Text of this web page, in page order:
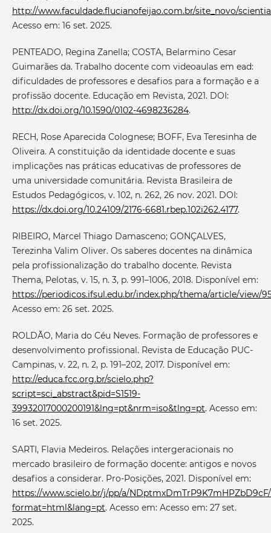
http://www.faculdade.flucianofeijao.com.br/site_novo/
Acesso em: 16 set. 2025.
PENTEADO, Regina Zanella; COSTA, Belarmino Cesar
Guimarães da. Trabalho docente com videoaulas em ead:
dificuldades de professores e desafios para a formação e a
profissão docente. Educação em Revista, 2021. DOI:
http://dx.doi.org/10.1590/0102-4698236284.
RECH, Rose Aparecida Colognese; BOFF, Eva Teresinha de
Oliveira. A constituição da identidade docente e suas
implicações nas práticas educativas de professores de
uma universidade comunitária. Revista Brasileira de
Estudos Pedagógicos, v. 102, n. 262, 26 nov. 2021. DOI:
https://dx.doi.org/10.24109/2176-6681.rbep.102i262.4177.
RIBEIRO, Marcel Thiago Damasceno; GONÇALVES,
Terezinha Valim Oliver. Os saberes docentes na dinâmica
pela profissionalização do trabalho docente. Revista
Thema, Pelotas, v. 15, n. 3, p. 991–1006, 2018. Disponível em:
https://periodicos.ifsul.edu.br/index.php/thema/article/view/
Acesso em: 26 set. 2025.
ROLDÃO, Maria do Céu Neves. Formação de professores e
desenvolvimento profissional. Revista de Educação PUC-
Campinas, v. 22, n. 2, p. 191–202, 2017. Disponível em:
http://educa.fcc.org.br/scielo.php?
script=sci_abstract&pid=S1519-
39932017000200191&lng=pt&nrm=iso&tlng=pt. Acesso em:
16 set. 2025.
SARTI, Flavia Medeiros. Relações intergeracionais no
mercado brasileiro de formação docente: antigos e novos
desafios a considerar. Pro-Posições, 2021. Disponível em:
https://www.scielo.br/j/pp/a/
format=html&lang=pt. Acesso em: Acesso em: 27 set.
2025.